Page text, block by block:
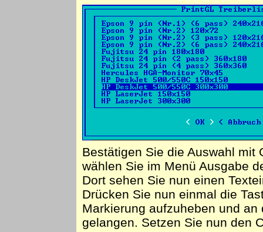
Bestätigen Sie die Auswahl mit
wählen Sie im Menü Ausgabe
Dort sehen Sie nun einen
Drücken Sie nun einmal die
Markierung aufzuheben und an
gelangen. Setzen Sie nun den